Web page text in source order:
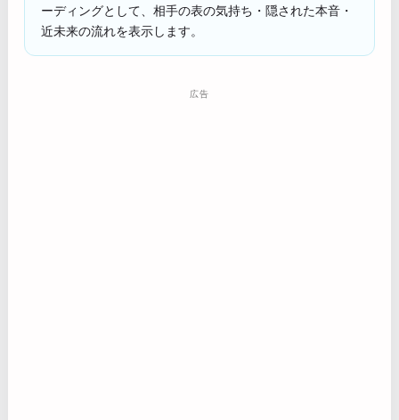
ーディングとして、相手の表の気持ち・隠された本音・
近未来の流れを表示します。
広告